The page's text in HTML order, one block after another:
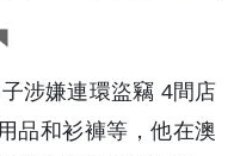
涉嫌連環盜竊 4間店
品和衫褲等，他在澳